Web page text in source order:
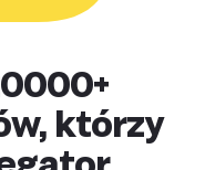
którzy